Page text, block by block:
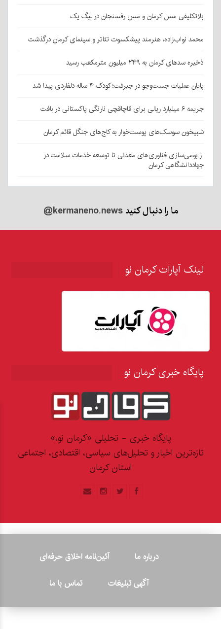
بلاتکلیفی مس کرمان و مس رفسنجان در لیگ یک
محمد نواب‌زاده، هنرمند پیشکسوت تئاتر و سینمای کرمان درگذشت
ذخیره سدهای کرمان به ۲۴۹ میلیون مترمکعب رسید
پایان عملیات جست‌وجو در جیرفت؛ کودک ۴ ساله دلفاردی پیدا شد
جریمه ۶ میلیارد ریالی برای قاچاقچی نارنگی پاکستانی در بافت
شبیخون سوسک‌های پوست‌خوار به کاج‌های جنگل قائم کرمان
از بومی‌سازی فناوری‌های معدنی تا توسعه خدمات سلامت در
جهاددانشگاهی کرمان
ما را دنبال کنید@kermaneno.news
لینک آپارات کرمان نو
پایگاه خبری کرمان نو
پایگاه خبری - تحلیلی «کرمان نو،»
تازه‌ترین اخبار و تحلیل‌های سیاسی، اقتصادی، اجتماعی
استان کرمان
درباره ما
آئین‌نامه اخلاق حرفه‌ای
آگهی تبلیغات
تماس با ما